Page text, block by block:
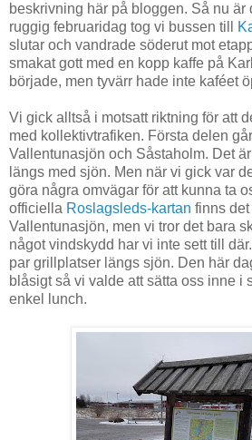
beskrivning här på bloggen. Så nu är
ruggig februaridag tog vi bussen till
slutar och vandrade söderut mot
smakat gott med en kopp kaffe på
började, men tyvärr hade inte kaféet
Vi gick alltså i motsatt riktning för att
med kollektivtrafiken. Första delen
Vallentunasjön och Såstaholm. Det
längs med sjön. Men när vi gick var
göra några omvägar för att kunna ta
officiella Roslagsleds-kartan finns
Vallentunasjön, men vi tror det bara
något vindskydd har vi inte sett till
par grillplatser längs sjön. Den här
blåsigt så vi valde att sätta oss inne i
enkel lunch.